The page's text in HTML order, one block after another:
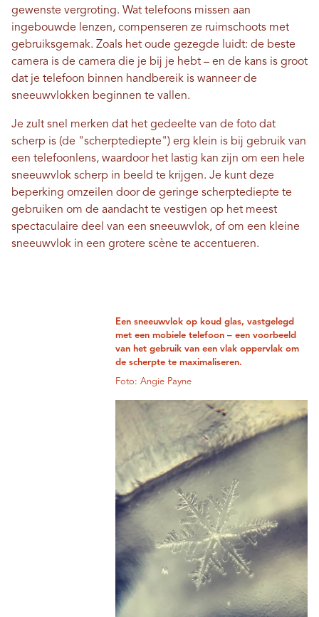
gewenste vergroting. Wat telefoons missen aan
ingebouwde lenzen, compenseren ze ruimschoots met
gebruiksgemak. Zoals het oude gezegde luidt: de beste
camera is de camera die je bij je hebt – en de kans is groot
dat je telefoon binnen handbereik is wanneer de
sneeuwvlokken beginnen te vallen.
Je zult snel merken dat het gedeelte van de foto dat
scherp is (de "scherptediepte") erg klein is bij gebruik van
een telefoonlens, waardoor het lastig kan zijn om een ​​hele
sneeuwvlok scherp in beeld te krijgen. Je kunt deze
beperking omzeilen door de geringe scherptediepte te
gebruiken om de aandacht te vestigen op het meest
spectaculaire deel van een sneeuwvlok, of om een ​​kleine
sneeuwvlok in een grotere scène te accentueren.
Een sneeuwvlok op koud glas, vastgelegd
met een mobiele telefoon – een voorbeeld
van het gebruik van een vlak oppervlak om
de scherpte te maximaliseren.
Foto: Angie Payne